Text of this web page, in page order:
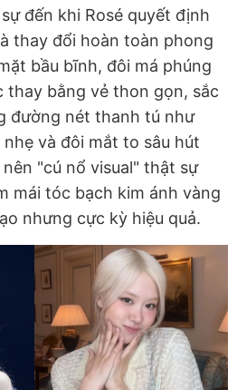
đến khi Rosé quyết định
thay đổi hoàn toàn phong
bầu bĩnh, đôi má phúng
thay bằng vẻ thon gọn, sắc
đường nét thanh tú như
và đôi mắt to sâu hút
"cú nổ visual" thật sự
mái tóc bạch kim ánh vàng
nhưng cực kỳ hiệu quả.